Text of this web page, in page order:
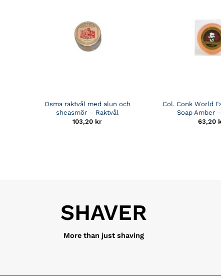
Osma raktvål med alun och
sheasmör – Raktvål
103,20 kr
Col. Conk World
Soap Amber
63,20
SHAVER
More than just shaving